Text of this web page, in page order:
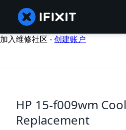
加入维修社区 -创建账户
HP 15-f009wm
Replacement